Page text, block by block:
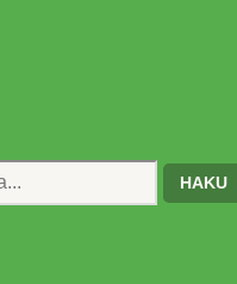
HAKU